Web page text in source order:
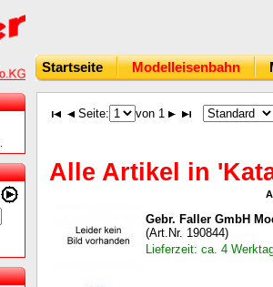
Startseite Modelleisenbahn
Seite: von 1
Alle Artikel in
Gebr. Faller GmbH
(Art.Nr. 190844)
Lieferzeit: ca. 4